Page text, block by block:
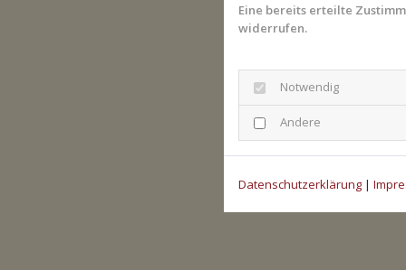
Eine bereits erteilte
widerrufen.
Notwendig
Andere
Datenschutzerklärung |